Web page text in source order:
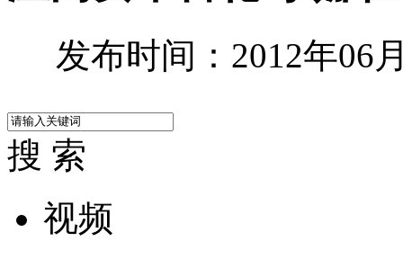
发布时间：2012年06
搜 索
视频